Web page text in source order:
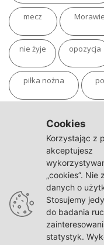
mecz
nie żyje opozycja
piłka nożna
sąd
Warszawa
wybory
Cookies
Korzystając z
akceptujesz
„cookies”. Nie
danych o
Stosujemy
do badania
statystyk.